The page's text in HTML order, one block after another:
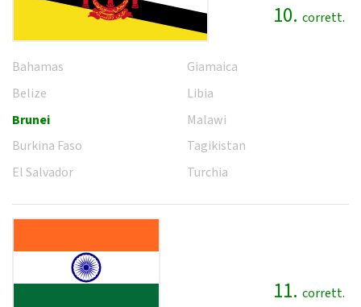
10. corrett.
Bahamas
Belize
Brunei
Burkina Faso
El Salvador
Giamaica
Libia
Malawi
Tagikistan
Turchia
11. corrett.